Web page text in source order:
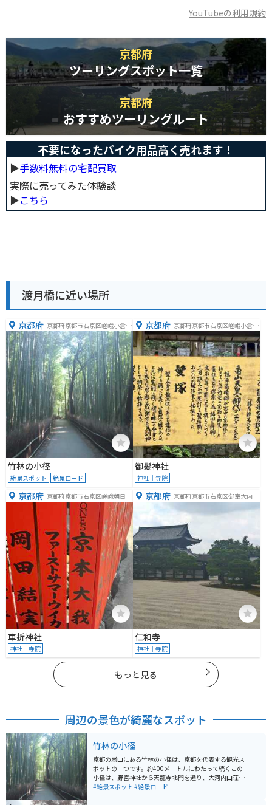
YouTubeの利用規約
京都府
ツーリングスポット一覧
京都府
おすすめツーリングルート
不要になったバイク用品高く売れます！
▶︎手数料無料の宅配買取
実際に売ってみた体験談
▶︎こちら
渡月橋に近い場所
京都府 京都府京都市右京区嵯峨小倉山
田淵山町
竹林の小径
絶景スポット 絶景ロード
京都府 京都府京都市右京区嵯峨小倉山
田淵山町１０
御髪神社
神社｜寺院
京都府 京都府京都市右京区嵯峨朝日町
車折神社
神社｜寺院
京都府 京都府京都市右京区御室大内３
仁和寺
神社｜寺院
もっと見る
周辺の景色が綺麗なスポット
竹林の小径
京都の嵐山にある竹林の小径は、京都を代表する観光ス
ポットの一つです。約400メートルにわたって続くこの
小径は、野宮神社から天龍寺北門を通り、大河内山荘へ
と抜ける道で、手入れされた竹林が道の両脇に続いてい
#絶景スポット #絶景ロード